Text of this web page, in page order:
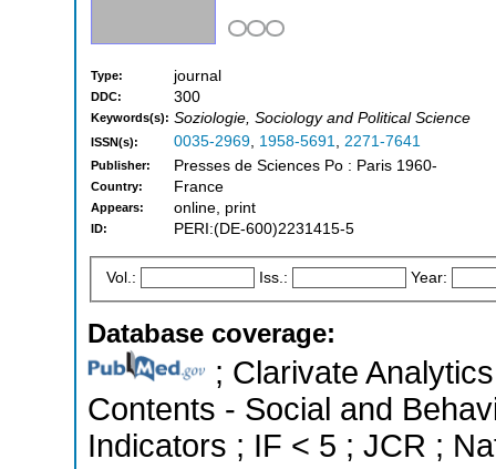
Type: journal
DDC: 300
Keywords(s): Soziologie, Sociology and Political Science
ISSN(s): 0035-2969, 1958-5691, 2271-7641
Publisher: Presses de Sciences Po : Paris 1960-
Country: France
Appears: online, print
ID: PERI:(DE-600)2231415-5
Vol.: Iss.: Year:
Database coverage:
; Clarivate
Contents - Social and
Indicators ; IF < 5 ; JCR ;